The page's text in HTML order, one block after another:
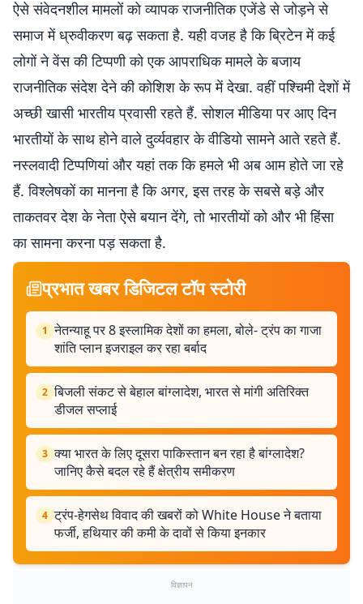
ऐसे संवेदनशील मामलों को व्यापक राजनीतिक एजेंडे से जोड़ने से
समाज में ध्रुवीकरण बढ़ सकता है. यही वजह है कि ब्रिटेन में कई
लोगों ने वेंस की टिप्पणी को एक आपराधिक मामले के बजाय
राजनीतिक संदेश देने की कोशिश के रूप में देखा. वहीं पश्चिमी देशों में
अच्छी खासी भारतीय प्रवासी रहते हैं. सोशल मीडिया पर आए दिन
भारतीयों के साथ होने वाले दुर्व्यवहार के वीडियो सामने आते रहते हैं.
नस्लवादी टिप्पणियां और यहां तक कि हमले भी अब आम होते जा रहे
हैं. विश्लेषकों का मानना है कि अगर, इस तरह के सबसे बड़े और
ताकतवर देश के नेता ऐसे बयान देंगे, तो भारतीयों को और भी हिंसा
का सामना करना पड़ सकता है.
प्रभात खबर डिजिटल टॉप स्टोरी
1 नेतन्याहू पर 8 इस्लामिक देशों का हमला, बोले- ट्रंप का गाजा
शांति प्लान इजराइल कर रहा बर्बाद
2 बिजली संकट से बेहाल बांग्लादेश, भारत से मांगी अतिरिक्त
डीजल सप्लाई
3 क्या भारत के लिए दूसरा पाकिस्तान बन रहा है बांग्लादेश?
जानिए कैसे बदल रहे हैं क्षेत्रीय समीकरण
4 ट्रंप-हेगसेथ विवाद की खबरों को White House ने बताया
फर्जी, हथियार की कमी के दावों से किया इनकार
विज्ञापन